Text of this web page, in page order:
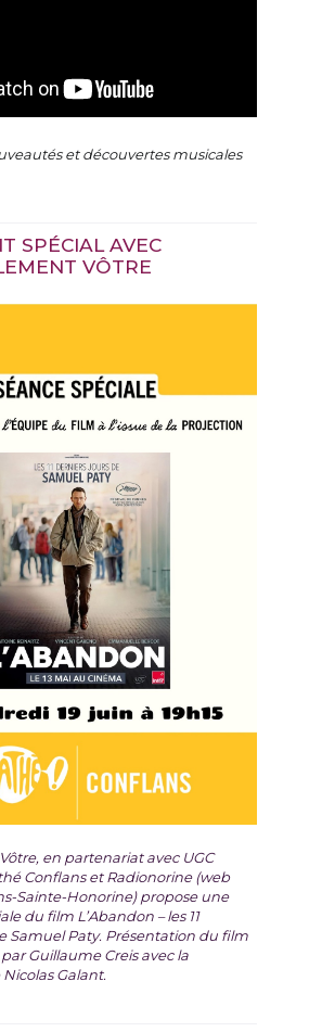
et découvertes musicales
SPÉCIAL AVEC
VÔTRE
en partenariat avec UGC
Conflans et Radionorine (web
Sainte-Honorine) propose une
du film L’Abandon – les 11
Samuel Paty. Présentation du film
Guillaume Creis avec la
Galant.